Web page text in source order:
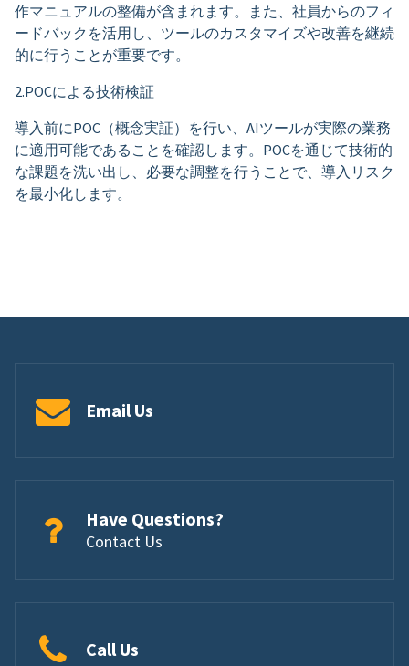
作マニュアルの整備が含まれます。また、社員からのフィ
ードバックを活用し、ツールのカスタマイズや改善を継続
的に行うことが重要です。
2.POCによる技術検証
導入前にPOC（概念実証）を行い、AIツールが実際の業務
に適用可能であることを確認します。POCを通じて技術的
な課題を洗い出し、必要な調整を行うことで、導入リスク
を最小化します。
Email Us
Have Questions?
Contact Us
Call Us